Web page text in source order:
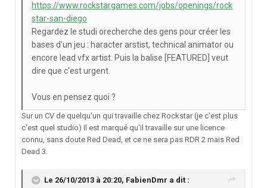
https://www.rockstargames.com/jobs/openings/rock
star-san-diego
Regardez le studi orecherche des gens pour créer les
bases d'un jeu : haracter arstist, technical animator ou
encore lead vfx artist. Puis la balise [FEATURED] veut
dire que c'est urgent.
Vous en pensez quoi ?
Sur un CV de quelqu'un qui travaille chez Rockstar (je c'est plus
c'est quel studio) Il est marqué qu'il travaille sur une licence
connu, sans doute Red Dead, et ce ne sera pas RDR 2 mais Red
Dead 3.
Le 26/10/2013 à 20:20, FabienDmr a dit :